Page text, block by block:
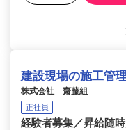
建設現場の施工管理
株式会社 齋藤組
正社員
経験者募集／昇給随